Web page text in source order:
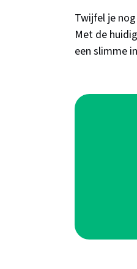
Twijfel je
Met de
een slimme